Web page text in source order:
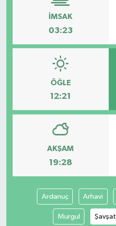
İMSAK
03:23
ÖĞLE
12:21
AKŞAM
19:28
Ardanuç Arhavi
Murgul Şavşat